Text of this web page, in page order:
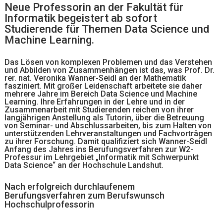
Neue Professorin an der Fakultät für
Informatik begeistert ab sofort
Studierende für Themen Data Science und
Machine Learning.
Das Lösen von komplexen Problemen und das Verstehen
und Abbilden von Zusammenhängen ist das, was Prof. Dr.
rer. nat. Veronika Wanner-Seidl an der Mathematik
fasziniert. Mit großer Leidenschaft arbeitete sie daher
mehrere Jahre im Bereich Data Science und Machine
Learning. Ihre Erfahrungen in der Lehre und in der
Zusammenarbeit mit Studierenden reichen von ihrer
langjährigen Anstellung als Tutorin, über die Betreuung
von Seminar- und Abschlussarbeiten, bis zum Halten von
unterstützenden Lehrveranstaltungen und Fachvorträgen
zu ihrer Forschung. Damit qualifiziert sich Wanner-Seidl
Anfang des Jahres ins Berufungsverfahren zur W2-
Professur im Lehrgebiet „Informatik mit Schwerpunkt
Data Science“ an der Hochschule Landshut.
Nach erfolgreich durchlaufenem
Berufungsverfahren zum Berufswunsch
Hochschulprofessorin